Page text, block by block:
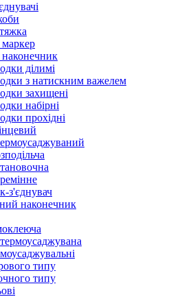
ділимі
з натискним важелем
захищені
набірні
прохідні
з'єднувач
наконечник
типу
типу